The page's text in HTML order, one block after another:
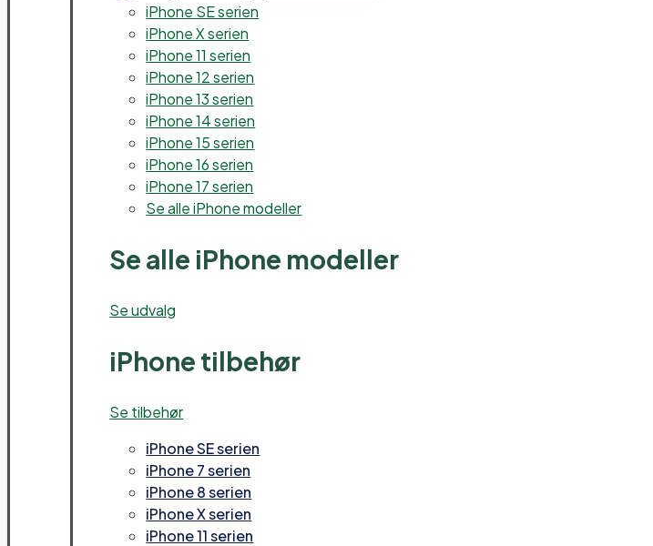
iPhone SE serien
iPhone X serien
iPhone 11 serien
iPhone 12 serien
iPhone 13 serien
iPhone 14 serien
iPhone 15 serien
iPhone 16 serien
iPhone 17 serien
Se alle iPhone modeller
Se alle iPhone modeller
Se udvalg
iPhone tilbehør
Se tilbehør
iPhone SE serien
iPhone 7 serien
iPhone 8 serien
iPhone X serien
iPhone 11 serien